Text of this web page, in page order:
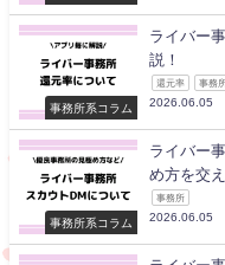
事務所系コラム
ライバー
説！
還元率 事務
2026.06.05
事務所系コラム
ライバー
め方を交
事務所
2026.06.05